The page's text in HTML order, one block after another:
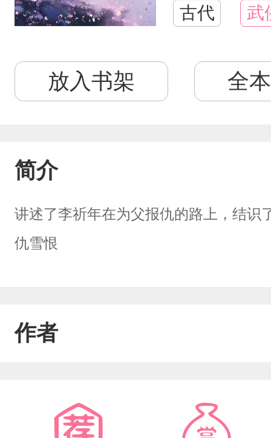
古代 武
放入书架 全
简介
讲述了李祈年在为父报仇的路上，结识
仇雪恨
作者